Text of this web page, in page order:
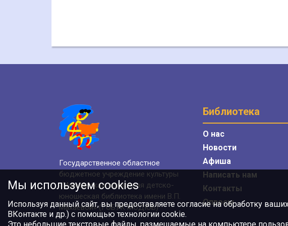
Государственное областное
бюджетное учреждение культуры
«Мурманская областная детско-
юношеская библиотека имени В.П.
Махаевой» (ГОБУК МОДЮБ)
Библиотека
О нас
Новости
Афиша
Написать нам
Контакты
Опросы
Мы используем cookies
Используя данный сайт, вы предоставляете согласие на обработку
ВКонтакте и др.) с помощью технологии cookie.